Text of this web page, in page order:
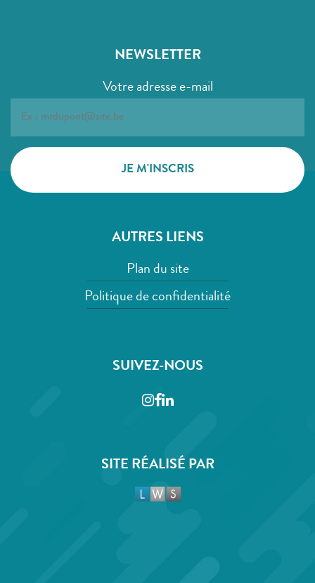
NEWSLETTER
Votre adresse e-mail
AUTRES LIENS
Plan du site
Politique de confidentialité
SUIVEZ-NOUS
Instagram
Facebook
LinkedIn
SITE RÉALISÉ PAR